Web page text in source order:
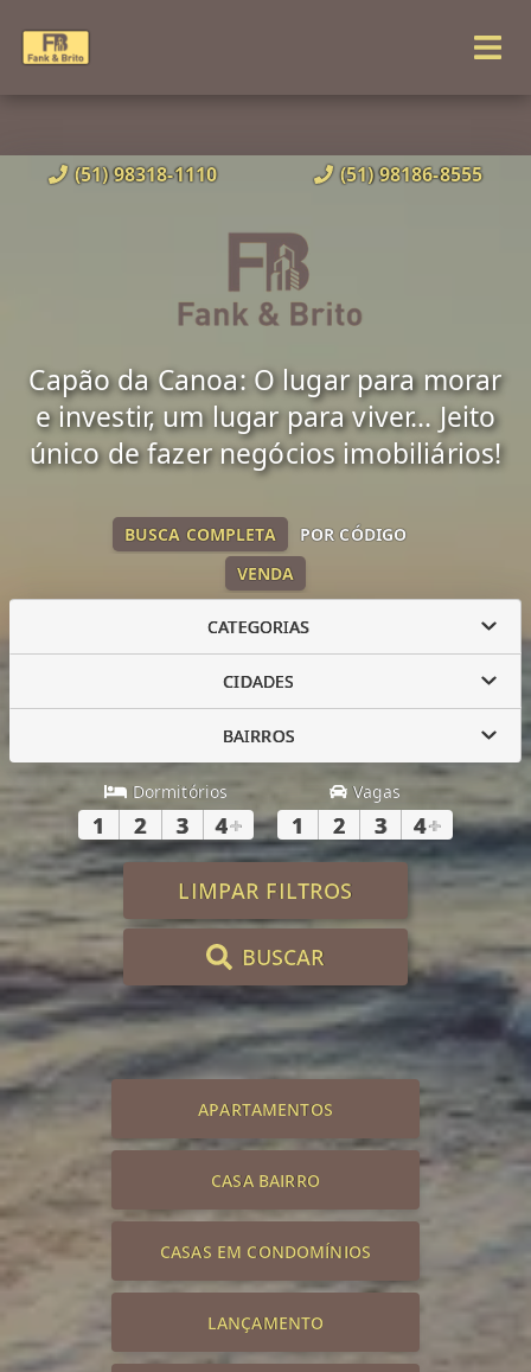
(51) 98318-1110 (51) 98186-8555
Capão da Canoa: O lugar para morar
e investir, um lugar para viver... Jeito
único de fazer negócios imobiliários!
VENDA
BUSCA COMPLETA POR CÓDIGO
CATEGORIAS
CIDADES
BAIRROS
Dormitórios
1 2 3 4+
Vagas
1 2 3 4+
LIMPAR FILTROS
BUSCAR
APARTAMENTOS
CASA BAIRRO
CASAS EM CONDOMÍNIOS
LANÇAMENTO